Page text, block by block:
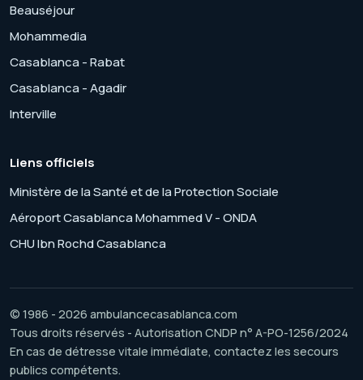
Beauséjour
Mohammedia
Casablanca - Rabat
Casablanca - Agadir
Interville
Liens officiels
Ministère de la Santé et de la Protection Sociale
Aéroport Casablanca Mohammed V - ONDA
CHU Ibn Rochd Casablanca
© 1986 - 2026 ambulancecasablanca.com
Tous droits réservés - Autorisation CNDP n° A-PO-1256/2024
En cas de détresse vitale immédiate, contactez les secours
publics compétents.